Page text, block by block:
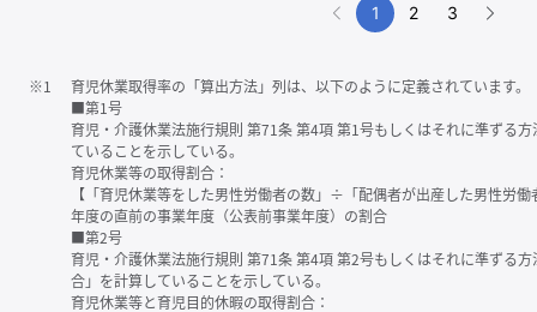
1 2 3
※1
育児休業取得率の「算出方法」列は、以下のように定義されています。
■第1号
育児・介護休業法施行規則 第71条 第4項 第1号もしくはそれに準ずる
ていることを示している。
育児休業等の取得割合：
【「育児休業等をした男性労働者の数」÷「配偶者が出産した男性労
年度の直前の事業年度（公表前事業年度）の割合
■第2号
育児・介護休業法施行規則 第71条 第4項 第2号もしくはそれに準ずる
合」を計算していることを示している。
育児休業等と育児目的休暇の取得割合：